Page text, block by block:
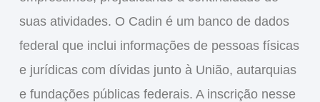
suas atividades. O Cadin é um banco de dados
federal que inclui informações de pessoas físicas
e jurídicas com dívidas junto à União, autarquias
e fundações públicas federais. A inscrição nesse